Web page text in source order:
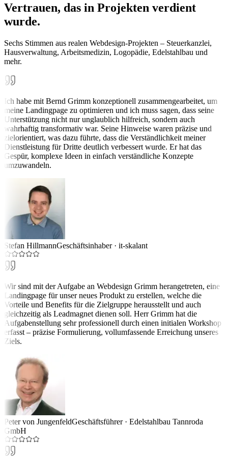
Vertrauen, das in Projekten verdient
wurde.
Sechs Stimmen aus realen Webdesign-Projekten – Steuerkanzlei,
Hausverwaltung, Arbeitsmedizin, Logopädie, Edelstahlbau und
mehr.
Ich habe mit Bernd Grimm konzeptionell zusammengearbeitet, um
meine Landingpage zu optimieren und ich muss sagen, dass seine
Unterstützung nicht nur unglaublich hilfreich, sondern auch
wahrhaftig transformativ war. Seine Hinweise waren präzise und
zielorientiert, was dazu führte, dass die Verständlichkeit meiner
Dienstleistung für Dritte deutlich verbessert wurde. Er hat das
Gespür, komplexe Ideen in einfach verständliche Konzepte
umzuwandeln.
Stefan HillmannGeschäftsinhaber· it-skalant
Wir sind mit der Aufgabe an Webdesign Grimm herangetreten, eine
Landingpage für unser neues Produkt zu erstellen, welche die
Vorteile und Benefits für die Zielgruppe herausstellt und auch
gleichzeitig als Leadmagnet dienen soll. Herr Grimm hat die
Aufgabenstellung sehr professionell durch einen initialen Workshop
erfasst – präzise Formulierung, vollumfassende Erreichung unseres
Ziels.
Peter von JungenfeldGeschäftsführer· Edelstahlbau Tannroda
GmbH